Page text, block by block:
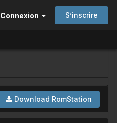
Connexion S’inscrire
Download RomStation